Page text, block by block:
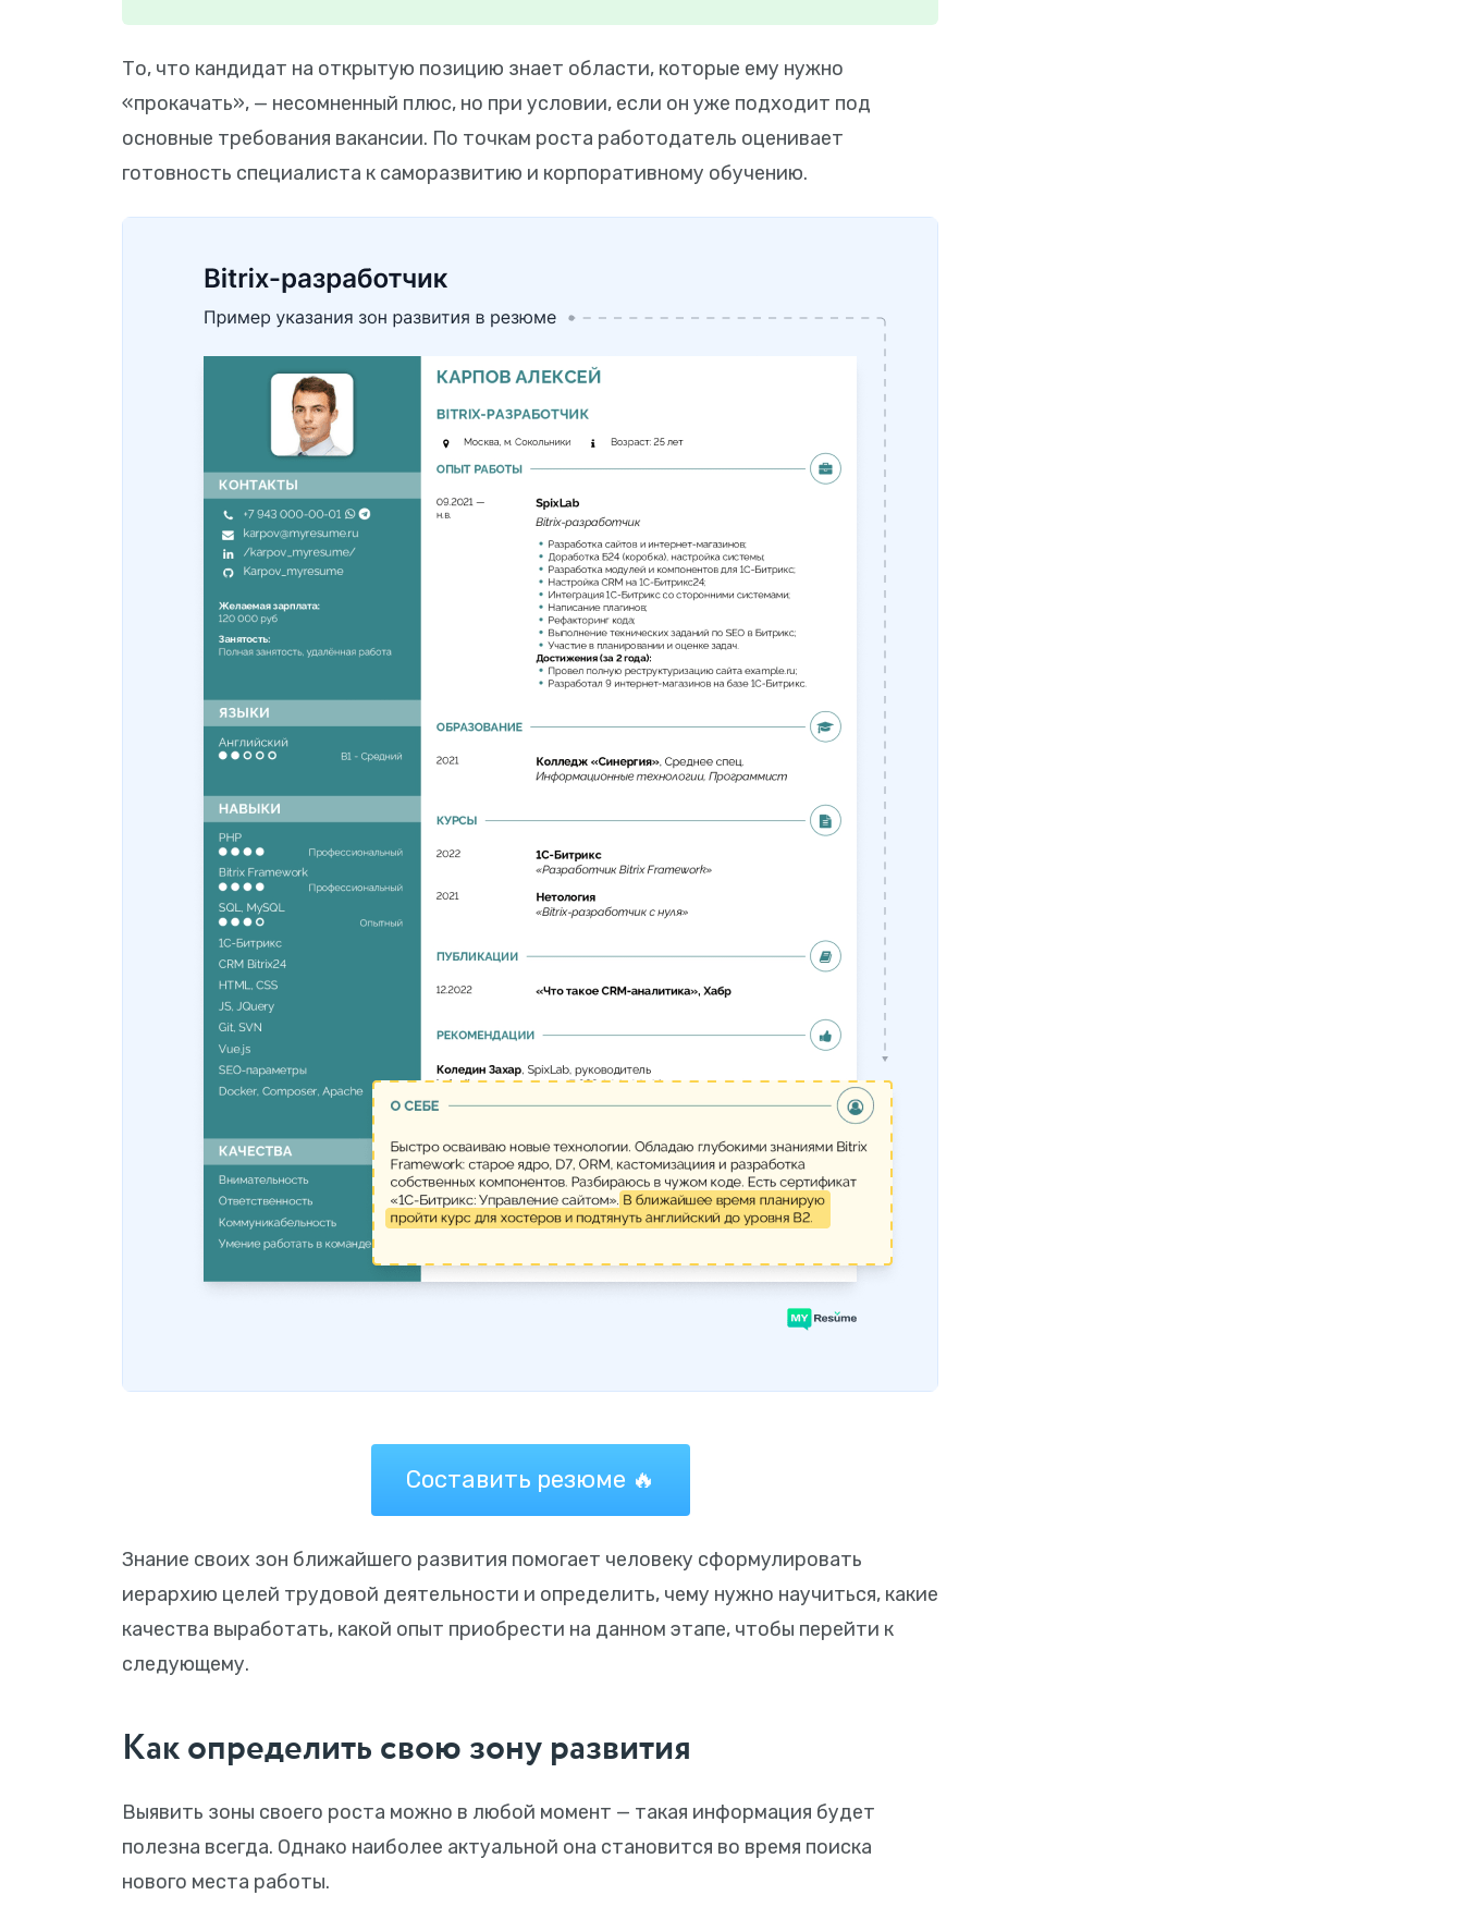
То, что кандидат на открытую позицию знает области, которые ему нужно
«прокачать», — несомненный плюс, но при условии, если он уже подходит под
основные требования вакансии. По точкам роста работодатель оценивает
готовность специалиста к саморазвитию и корпоративному обучению.
Составить резюме 🔥
Знание своих зон ближайшего развития помогает человеку сформулировать
иерархию целей трудовой деятельности и определить, чему нужно научиться, какие
качества выработать, какой опыт приобрести на данном этапе, чтобы перейти к
следующему.
Как определить свою зону развития
Выявить зоны своего роста можно в любой момент — такая информация будет
полезна всегда. Однако наиболее актуальной она становится во время поиска
нового места работы.